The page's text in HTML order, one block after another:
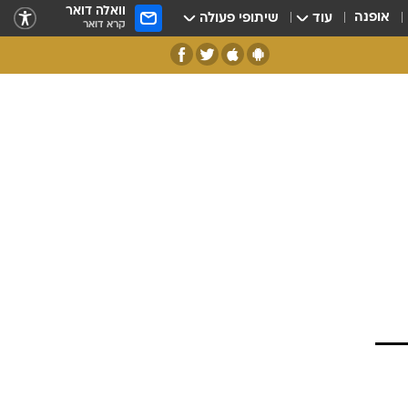
אופנה עוד שיתופי פעולה וואלה דואר
קרא דואר